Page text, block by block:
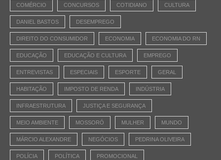
COMÉRCIO CONCURSOS COTIDIANO CULTURA
DANIEL BASTOS DESEMPREGO
DIREITO DO CONSUMIDOR ECONOMIA ECONOMIA DO RN
EDUCAÇÃO EDUCAÇÃO E CULTURA EMPREGO
ENTREVISTAS ESPECIAIS ESPORTE GERAL
HABITAÇÃO IMPOSTO DE RENDA INDÚSTRIA
INFRAESTRUTURA JUSTIÇA E SEGURANÇA
MEIO AMBIENTE MOSSORÓ MULHER MUNDO
MÁRCIO ALEXANDRE NEGÓCIOS PEDRINA OLIVEIRA
POLÍCIA POLÍTICA PROMOCIONAL